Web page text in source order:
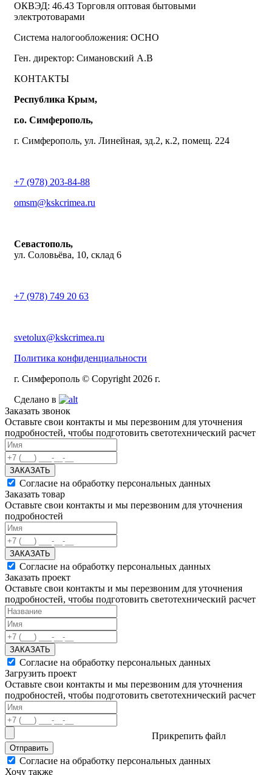
ОКВЭД: 46.43 Торговля оптовая бытовыми
электротоварами
Система налогообложения: ОСНО
Ген. директор: Симановский А.В
КОНТАКТЫ
Республика Крым,
г.о. Симферополь,
г. Симферополь, ул. Линейная, зд.2, к.2, помещ. 224
+7 (978) 203-84-88
omsm@kskcrimea.ru
Севастополь,
ул. Соловьёва, 10, склад 6
+7 (978) 749 20 63
svetolux@kskcrimea.ru
Политика конфиденциальности
г. Симферополь © Copyright 2026 г.
Сделано в
Заказать звонок
Оставьте свои контакты и мы перезвоним для уточнения
подробностей, чтобы подготовить светотехнический расчет
ЗАКАЗАТЬ
Согласие на обработку персональных данных
Заказать товар
Оставьте свои контакты и мы перезвоним для уточнения
подробностей
ЗАКАЗАТЬ
Согласие на обработку персональных данных
Заказать проект
Оставьте свои контакты и мы перезвоним для уточнения
подробностей, чтобы подготовить светотехнический расчет
ЗАКАЗАТЬ
Согласие на обработку персональных данных
Загрузить проект
Оставьте свои контакты и мы перезвоним для уточнения
подробностей, чтобы подготовить светотехнический расчет
Прикрепить файл
Отправить
Согласие на обработку персональных данных
Хочу также